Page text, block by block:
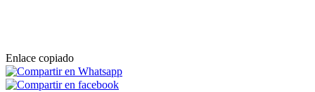
Enlace copiado